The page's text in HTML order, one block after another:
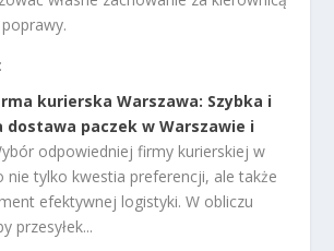
kurierska Warszawa: Szybka i
dostawa paczek w Warszawie i
odpowiedniej firmy kurierskiej w
nie tylko kwestia preferencji, ale także
efektywnej logistyki. W obliczu
przesyłek...